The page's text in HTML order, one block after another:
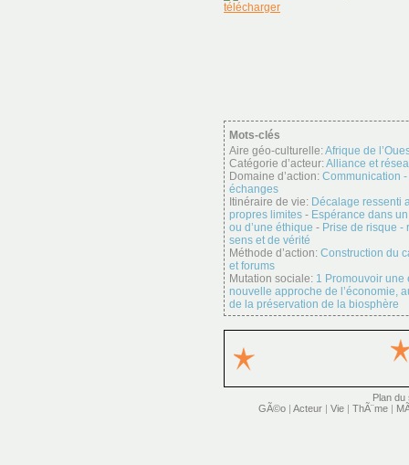
télécharger
Mots-clés
Aire géo-culturelle:Afrique de
Catégorie d’acteur:Alliance et
Domaine d’action: Communication
échanges
Itinéraire de vie: Décalage ressenti
propres limites - Espérance dans
ou d’une éthique - Prise de risque -
sens et de vérité
Méthode d’action: Construction du
et forums
Mutation sociale: 1 Promouvoir une
nouvelle approche de l’économie,
de la préservation de la biosphère
Plan du
GÃ©o | Acteur | Vie | ThÃ¨me |